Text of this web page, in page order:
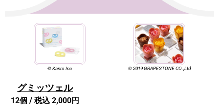
© Kanro Inc © 2019 GRAPESTONE CO.,Ltd
グミッツェル
12個 / 税込 2,000円